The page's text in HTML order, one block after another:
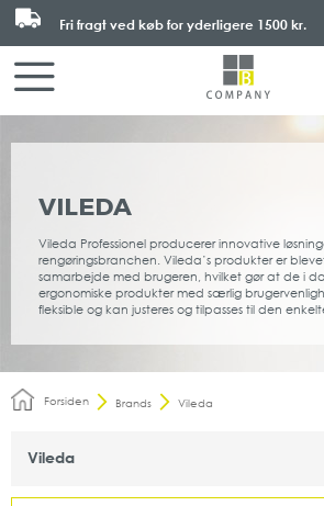
Fri fragt ved køb for yderligere 1500 kr.
VILEDA
Vileda Professionel producerer innovative
rengøringsbranchen. Vileda’s produkter er
samarbejde med brugeren, hvilket gør at de i
ergonomiske produkter med særlig
fleksible og kan justeres og tilpasses til den
Forsiden Brands Vileda
Vileda